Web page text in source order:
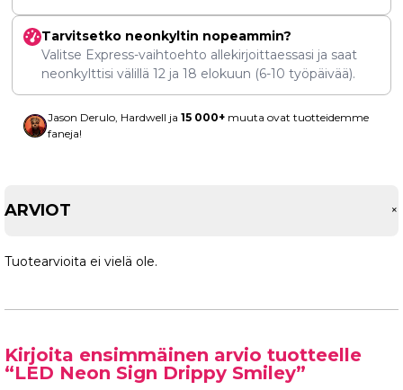
Tarvitsetko neonkyltin nopeammin?
Valitse Express-vaihtoehto allekirjoittaessasi ja saat
neonkylttisi välillä 12 ja 18 elokuun (6-10 työpäivää).
Jason Derulo, Hardwell ja 15 000+ muuta ovat tuotteidemme
faneja!
ARVIOT +
Tuotearvioita ei vielä ole.
Kirjoita ensimmäinen arvio tuotteelle
“LED Neon Sign Drippy Smiley”